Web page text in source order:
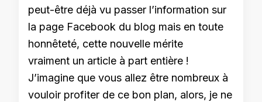
peut-être déjà vu passer l’information sur
la page Facebook du blog mais en toute
honnêteté, cette nouvelle mérite
vraiment un article à part entière !
J’imagine que vous allez être nombreux à
vouloir profiter de ce bon plan, alors, je ne